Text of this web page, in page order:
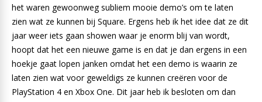
het waren gewoonweg subliem mooie demo’s om te laten
zien wat ze kunnen bij Square. Ergens heb ik het idee dat ze dit
jaar weer iets gaan showen waar je enorm blij van wordt,
hoopt dat het een nieuwe game is en dat je dan ergens in een
hoekje gaat lopen janken omdat het een demo is waarin ze
laten zien wat voor geweldigs ze kunnen creëren voor de
PlayStation 4 en Xbox One. Dit jaar heb ik besloten om dan